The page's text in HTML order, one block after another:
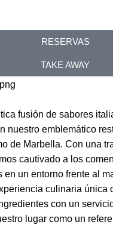
RESERVAS
TAKE AWAY
fusión de sabores
nuestro emblemático
de Marbella. Con una
cautivado a los
en un entorno frente al
culinaria única
con un
lugar como un